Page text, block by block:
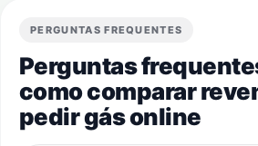
PERGUNTAS FREQUENTES
Perguntas
como comparar
pedir gás online